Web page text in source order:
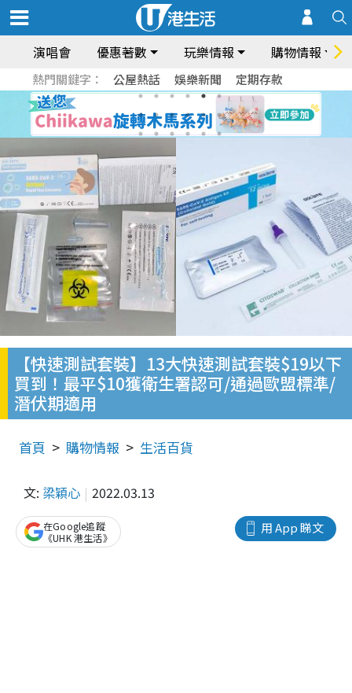
演唱會 優惠著數 玩樂情報 購物情報
熱門關鍵字： 公屋熱話 娛樂新聞 定期存款
【快速測試套裝】13大快速測試套裝$19以下
買到！最平$10獲衛生署認可/通過歐盟標準/
潛伏期適用
首頁 購物情報 生活百貨
文: 梁穎心 2022.03.13
用 App 睇文
在Google追蹤
《UHK 港生活》